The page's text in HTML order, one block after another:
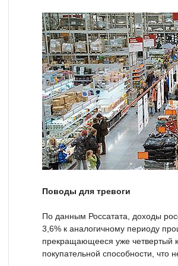
Поводы для тревоги
По данным Россатата, доходы
3,6% к аналогичному периоду
прекращающееся уже четвертый
покупательной способности, что